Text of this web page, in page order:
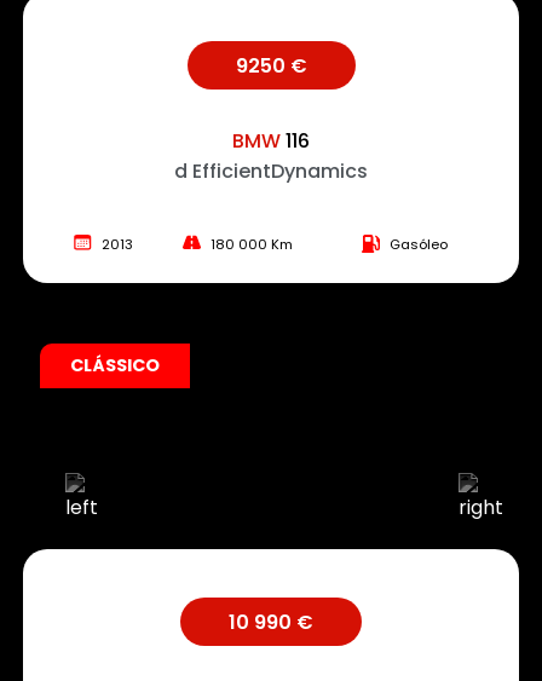
9250 €
BMW116
d EfficientDynamics
2013 180 000 Km Gasóleo
10 990 €
CLÁSSICO